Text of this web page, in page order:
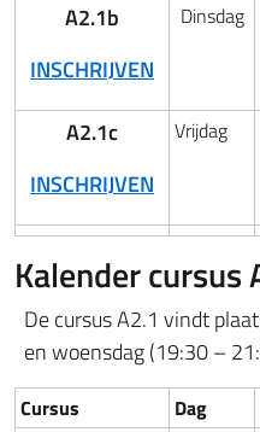
A2.1b
INSCHRIJVEN
Dinsdag
A2.1c
INSCHRIJVEN
Vrijdag
Kalender cursus
De cursus A2.1 vindt
en woensdag (19:30 –
Cursus Dag